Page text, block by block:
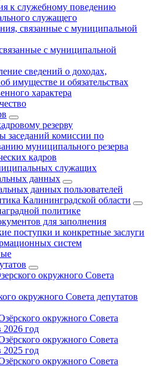
к служебному поведению
служащего
связанные с муниципальной
с муниципальной
сведений о доходах,
имуществе и обязательствах
характера
резерву
заседаний комиссии по
муниципального резерва
кадров
служащих
данных
данных пользователей
Калининградской области
политике
для заполнения
поступки и конкретные заслуги
систем
окружного Совета
окружного Совета депутатов
окружного Совета
2026 год
окружного Совета
2025 год
окружного Совета